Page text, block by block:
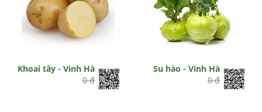
Khoai tây - Vinh Hà
0 đ
Su hào - Vinh Hà
0 đ